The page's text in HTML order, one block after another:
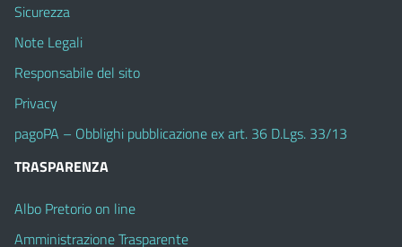
Sicurezza
Note Legali
Responsabile del sito
Privacy
pagoPA – Obblighi pubblicazione ex art. 36 D.Lgs. 33/13
TRASPARENZA
Albo Pretorio on line
Amministrazione Trasparente